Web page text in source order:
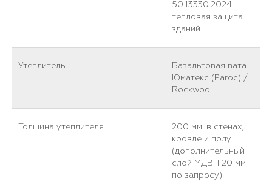
50.13330.2024
тепловая защита
зданий
Утеплитель
Базальтовая вата
Юматекс (Paroc) /
Rockwool
Толщина утеплителя
200 мм. в стенах,
кровле и полу
(дополнительный
слой МДВП 20 мм
по запросу)